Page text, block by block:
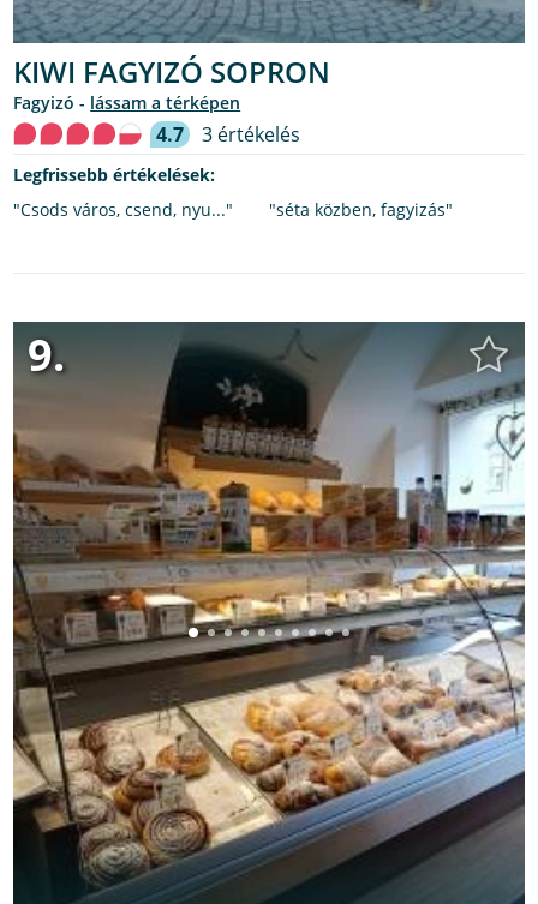
KIWI FAGYIZÓ SOPRON
fagyizó - lássam a térképen
4.7 3 értékelés
Legfrissebb értékelések:
"Csods város, csend, nyu..."
"séta közben, fagyizás"
9.